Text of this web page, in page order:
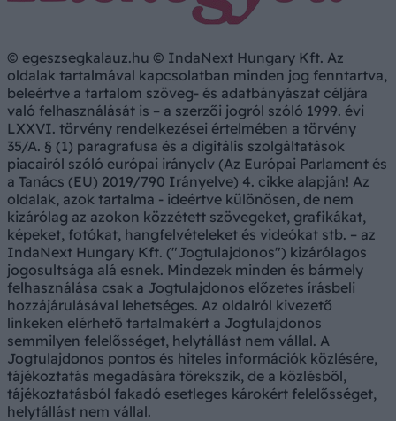
© egeszsegkalauz.hu © IndaNext Hungary Kft. Az
oldalak tartalmával kapcsolatban minden jog fenntartva,
beleértve a tartalom szöveg- és adatbányászat céljára
való felhasználását is – a szerzői jogról szóló 1999. évi
LXXVI. törvény rendelkezései értelmében a törvény
35/A. § (1) paragrafusa és a digitális szolgáltatások
piacairól szóló európai irányelv (Az Európai Parlament és
a Tanács (EU) 2019/790 Irányelve) 4. cikke alapján! Az
oldalak, azok tartalma - ideértve különösen, de nem
kizárólag az azokon közzétett szövegeket, grafikákat,
képeket, fotókat, hangfelvételeket és videókat stb. – az
IndaNext Hungary Kft. ("Jogtulajdonos") kizárólagos
jogosultsága alá esnek. Mindezek minden és bármely
felhasználása csak a Jogtulajdonos előzetes írásbeli
hozzájárulásával lehetséges. Az oldalról kivezető
linkeken elérhető tartalmakért a Jogtulajdonos
semmilyen felelősséget, helytállást nem vállal. A
Jogtulajdonos pontos és hiteles információk közlésére,
tájékoztatás megadására törekszik, de a közlésből,
tájékoztatásból fakadó esetleges károkért felelősséget,
helytállást nem vállal.